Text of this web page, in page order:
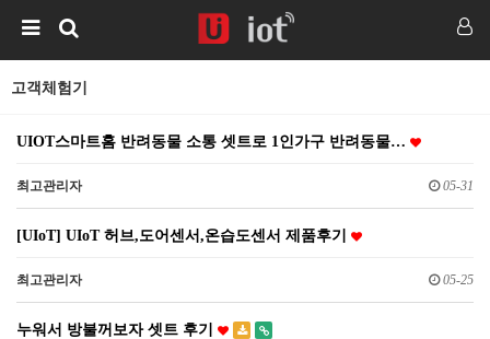
고객체험기
UIOT스마트홈 반려동물 소통 셋트로 1인가구 반려동물…
최고관리자 05-31
[UIoT] UIoT 허브,도어센서,온습도센서 제품후기
최고관리자 05-25
누워서 방불꺼보자 셋트 후기